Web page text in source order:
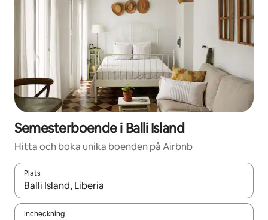
Semesterboende i Balli Island
Hitta och boka unika boenden på Airbnb
Plats
När resultaten är tillgängliga kan du navigera med upp- och
Incheckning